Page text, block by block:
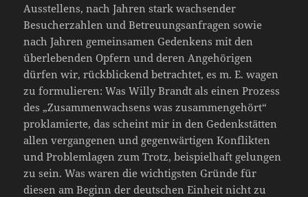
Ausstellens, nach Jahren stark wachsender
Besucherzahlen und Betreuungsanfragen sowie
nach Jahren gemeinsamen Gedenkens mit den
überlebenden Opfern und deren Angehörigen
dürfen wir, rückblickend betrachtet, es m. E. wagen
zu formulieren: Was Willy Brandt als einen Prozess
des „Zusammenwachsens was zusammengehört“
proklamierte, das scheint mir in den Gedenkstätten
allen vergangenen und gegenwärtigen Konflikten
und Problemlagen zum Trotz, beispielhaft gelungen
zu sein. Was waren die wichtigsten Gründe für
diesen am Beginn der deutschen Einheit nicht zu